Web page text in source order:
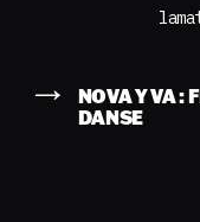
NOVA Y VA :
DANSE